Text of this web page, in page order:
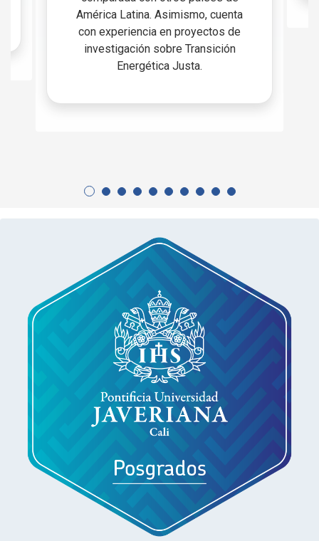
América Latina. Asimismo, cuenta
con experiencia en proyectos de
investigación sobre Transición
Energética Justa.